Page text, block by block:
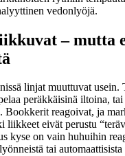
vedonlyöjä.
– mutta
linjat muuttuvat usein.
peräkkäisinä iltoina,
Bookkerit reagoivat, ja
liikkeet eivät perustu
kyse on vain huhuihin
tai